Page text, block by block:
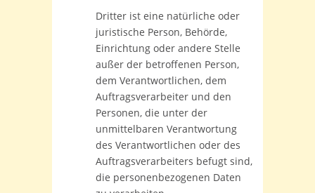
Dritter ist eine natürliche oder
juristische Person, Behörde,
Einrichtung oder andere Stelle
außer der betroffenen Person,
dem Verantwortlichen, dem
Auftragsverarbeiter und den
Personen, die unter der
unmittelbaren Verantwortung
des Verantwortlichen oder des
Auftragsverarbeiters befugt sind,
die personenbezogenen Daten